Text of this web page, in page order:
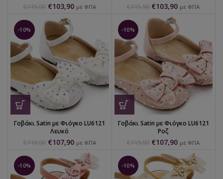
€115,90 €103,90 με ΦΠΑ
€115,90 €103,90 με ΦΠΑ
-10%
Γοβάκι Satin με Φιόγκο LU6121
Λευκό
€119,90 €107,90 με ΦΠΑ
-10%
Γοβάκι Satin με Φιόγκο LU6121
Ροζ
€119,90 €107,90 με ΦΠΑ
-10% -10%